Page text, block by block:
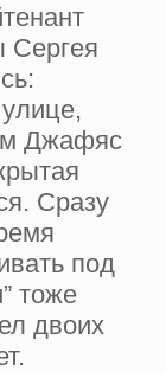
Сергея
Джафяс
Сразу
под
тоже
двоих